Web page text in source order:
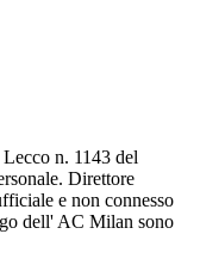
n. 1143 del
Direttore
e non connesso
dell' AC Milan sono